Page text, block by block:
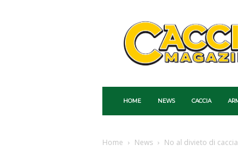
Caccia
Magazine
HOME NEWS CACCIA
Home News No al divieto di